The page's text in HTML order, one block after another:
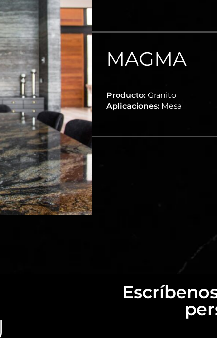
MAGMA
Producto:Granito
Aplicaciones: Mesa